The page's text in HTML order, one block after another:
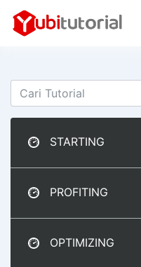
STARTING
PROFITING
OPTIMIZING